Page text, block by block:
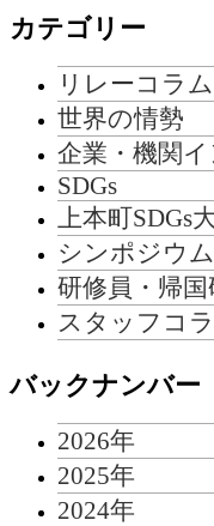
カテゴリー
リレーコラム
世界の情勢
企業・機関
SDGs
上本町SDGs
シンポジウ
研修員・帰
スタッフコ
バックナンバー
2026年
2025年
2024年